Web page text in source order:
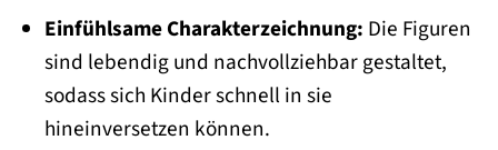
Einfühlsame Charakterzeichnung: Die Figuren
sind lebendig und nachvollziehbar gestaltet,
sodass sich Kinder schnell in sie
hineinversetzen können.